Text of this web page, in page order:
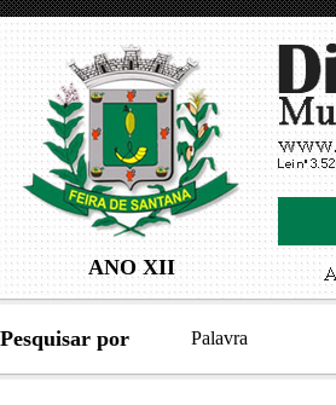
ANO XII
Pesquisar por Palavra